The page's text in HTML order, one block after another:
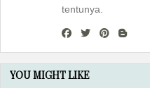
tentunya.
YOU MIGHT LIKE